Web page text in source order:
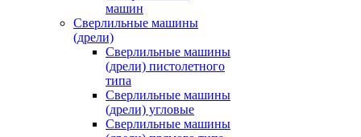
машин
Сверлильные машины
(дрели)
Сверлильные машины
(дрели) пистолетного
типа
Сверлильные машины
(дрели) угловые
Сверлильные машины